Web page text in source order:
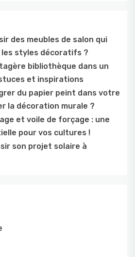
des meubles de salon qui
les styles décoratifs ?
bibliothèque dans un
et inspirations
du papier peint dans votre
la décoration murale ?
et voile de forçage : une
pour vos cultures !
son projet solaire à